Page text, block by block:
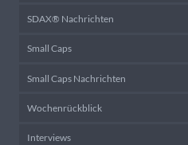
SDAX® Nachrichten
Small Caps
Small Caps Nachrichten
Wochenrückblick
Interviews